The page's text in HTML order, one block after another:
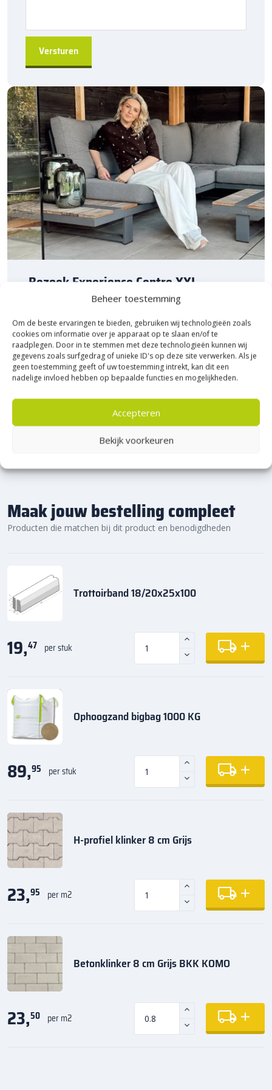
Beheer toestemming
Om de beste ervaringen te bieden, gebruiken wij technologieën zoals
cookies om informatie over je apparaat op te slaan en/of te
raadplegen. Door in te stemmen met deze technologieën kunnen wij
gegevens zoals surfgedrag of unieke ID's op deze site verwerken. Als je
geen toestemming geeft of uw toestemming intrekt, kan dit een
nadelige invloed hebben op bepaalde functies en mogelijkheden.
Accepteren
Bekijk voorkeuren
inbetongrijsgeleverd, maar andere kleuren en deklagen
zodat u geen vertraging ondervindt tijdens de uitvoering van
uw project.
DeKijlstra trottoirband 18/20×25 hoekstuk 90is de ideale
keuze voor het maken van scherpe hoeken in trottoirbestrating.
Verkrijgbaar per 6 stuks, biedt dit hoekstuk de perfecte oplossing
voor diverse afbakeningsbehoeften. Profiteer van de duurzame
en betrouwbare kwaliteit dieKijlstrabiedt, en zorg voor een
solide en efficiënte afwerking van uw project.
Bezoek Experience Centre XXL
Bijna het gehele Kijlstra assortiment vind je in het
prachtige Heerde.
★ 2.500m² Experience Centre XXL in Heerde!
Kom gezellig langs!
Maak jouw bestelling compleet
Producten die matchen bij dit product en benodigdheden
Trottoirband 18/20x25x100
19,47 per stuk
Ophoogzand bigbag 1000 KG
89,95 per stuk
H-profiel klinker 8 cm Grijs
23,95 per m2
Betonklinker 8 cm Grijs BKK KOMO
23,50 per m2